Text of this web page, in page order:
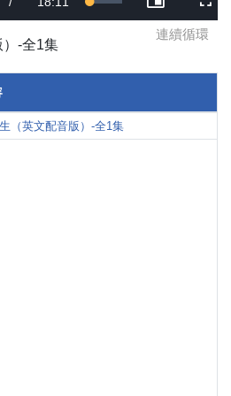
Loaded
3.32%
Picture-
in-
Picture
連續循環
-全1集
（英文配音版）-全1集